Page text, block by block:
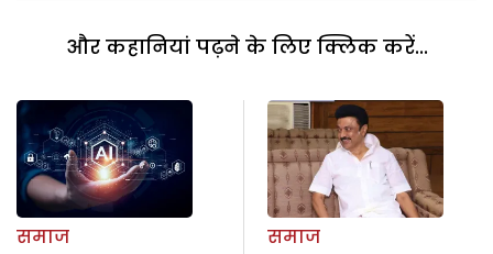
और कहानियां पढ़ने के लिए क्लिक करें...
समाज
समाज